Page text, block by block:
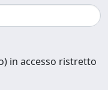
in accesso ristretto